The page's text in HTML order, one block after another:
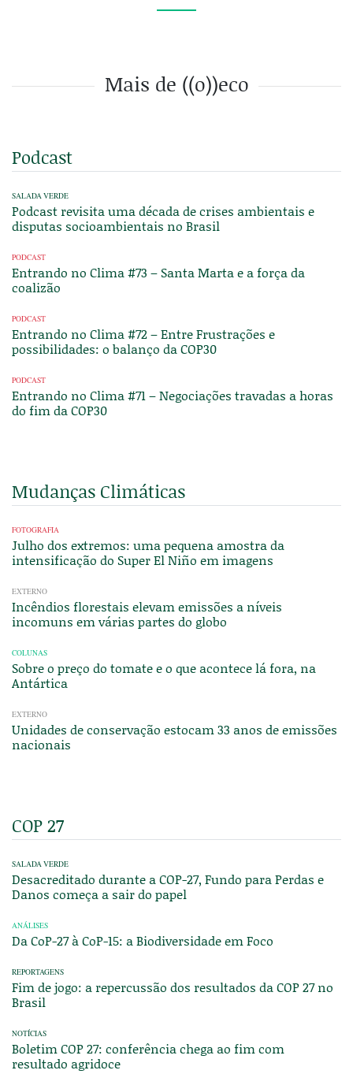
Mais de ((o))eco
Podcast
SALADA VERDE
Podcast revisita uma década de crises ambientais e
disputas socioambientais no Brasil
PODCAST
Entrando no Clima #73 – Santa Marta e a força da
coalizão
PODCAST
Entrando no Clima #72 – Entre Frustrações e
possibilidades: o balanço da COP30
PODCAST
Entrando no Clima #71 – Negociações travadas a horas
do fim da COP30
Mudanças Climáticas
FOTOGRAFIA
Julho dos extremos: uma pequena amostra da
intensificação do Super El Niño em imagens
EXTERNO
Incêndios florestais elevam emissões a níveis
incomuns em várias partes do globo
COLUNAS
Sobre o preço do tomate e o que acontece lá fora, na
Antártica
EXTERNO
Unidades de conservação estocam 33 anos de emissões
nacionais
COP 27
SALADA VERDE
Desacreditado durante a COP-27, Fundo para Perdas e
Danos começa a sair do papel
ANÁLISES
Da CoP-27 à CoP-15: a Biodiversidade em Foco
REPORTAGENS
Fim de jogo: a repercussão dos resultados da COP 27 no
Brasil
NOTÍCIAS
Boletim COP 27: conferência chega ao fim com
resultado agridoce